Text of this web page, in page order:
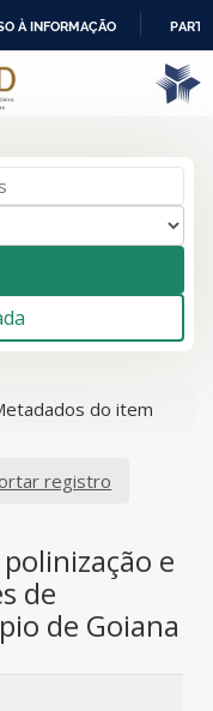
À INFORMAÇÃO
do item
registro
e
de
de Goiana